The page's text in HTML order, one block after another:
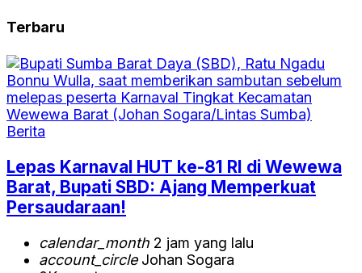
Terbaru
Berita
Lepas Karnaval HUT ke-81 RI di Wewewa
Barat, Bupati SBD: Ajang Memperkuat
Persaudaraan!
calendar_month 2 jam yang lalu
account_circleJohan Sogara